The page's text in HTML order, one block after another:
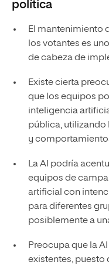
política
El mantenimiento
los votantes es
de cabeza de
Existe cierta
que los equipos
inteligencia
pública, utilizando
y
La AI podría
equipos de
artificial con
para diferentes
posiblemente a
Preocupa que la
existentes, puesto